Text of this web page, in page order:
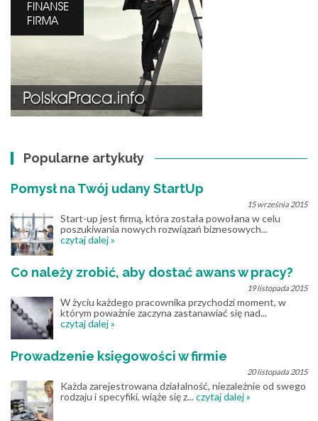
Popularne artykuły
Pomysł na Twój udany StartUp
15 września 2015
Start-up jest firmą, która została powołana w celu
poszukiwania nowych rozwiązań biznesowych...
czytaj dalej »
Co należy zrobić, aby dostać awans w pracy?
19 listopada 2015
W życiu każdego pracownika przychodzi moment, w
którym poważnie zaczyna zastanawiać się nad...
czytaj dalej »
Prowadzenie księgowości w firmie
20 listopada 2015
Każda zarejestrowana działalność, niezależnie od swego
rodzaju i specyfiki, wiąże się z...czytaj dalej »